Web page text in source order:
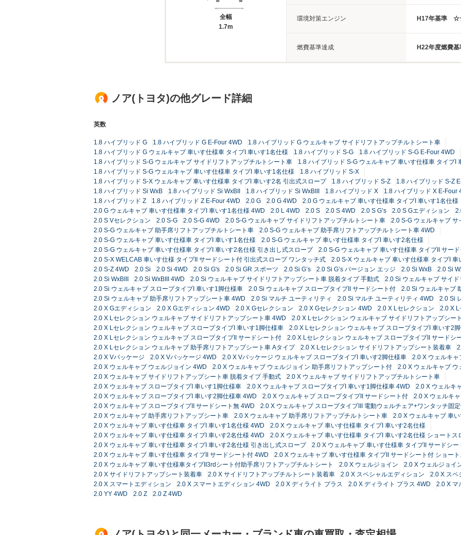
全幅
1.7m
環境対策エンジン H17年基準
燃費基準達成 H22年度燃費
ノア(トヨタ)の他グレード詳細
英数
1.8 ハイブリッド G 1.8 ハイブリッド G E-Four 4WD
1.8 ハイブリッド G ウェルキャブ サイドリフトアップチルトシート車
1.8 ハイブリッド G ウェルキャブ 車いす仕様車 タイプI 車いす1名仕様
1.8 ハイブリッド S-G
1.8 ハイブリッド S-G E-Four 4WD
1.8 ハイブリッド S-G ウェルキャブ サイドリフトアップチルトシート車
1.8 ハイブリッド S-G ウェルキャブ 車いす仕様車 タイプI
1.8 ハイブリッド S-G ウェルキャブ 車いす仕様車 タイプI 車いす1名仕様
1.8 ハイブリッド S-X
1.8 ハイブリッド S-X ウェルキャブ 車いす仕様車 タイプI 車いす2名 引出式スロープ
1.8 ハイブリッド S-Z 1.8 ハイブリッド S-Z
1.8 ハイブリッド Si WxB
1.8 ハイブリッド Si WxBII 1.8 ハイブリッド Si WxBIII 1.8 ハイブリッド X 1.8 ハイブリッド X E-Four
1.8 ハイブリッド Z
1.8 ハイブリッド Z E-Four 4WD 2.0 G 2.0 G 4WD
2.0 G ウェルキャブ 車いす仕様車 タイプI 車いす1名仕様
2.0 G ウェルキャブ 車いす仕様車 タイプI 車いす1名仕様 4WD
2.0 L 4WD 2.0 S 2.0 S 4WD 2.0 S G’s 2.0 S Gエディション
2.0 S Vセレクション
2.0 S-G 2.0 S-G 4WD 2.0 S-G ウェルキャブ サイドリフトアップチルトシート車
2.0 S-G ウェルキャブ
2.0 S-G ウェルキャブ 助手席リフトアップチルトシート車
2.0 S-G ウェルキャブ 助手席リフトアップチルトシート車 4WD
2.0 S-G ウェルキャブ 車いす仕様車 タイプI 車いす1名仕様
2.0 S-G ウェルキャブ 車いす仕様車 タイプI 車いす2名仕様
2.0 S-G ウェルキャブ 車いす仕様車 タイプI 車いす2名仕様 引き出し式スロープ
2.0 S-G ウェルキャブ 車いす仕様車 タイプII サー
2.0 S-X WELCAB 車いす仕様 タイプII サードシート付 引出式スロープ ワンタッチ式
2.0 S-X ウェルキャブ 車いす仕様車 タイプI
2.0 S-Z 4WD
2.0 Si 2.0 Si 4WD 2.0 Si G's 2.0 Si GR スポーツ 2.0 Si G’s 2.0 Si G’s バージョン エッジ 2.0 Si WxB 2.0 Si
2.0 Si WxBIII
2.0 Si WxBIII 4WD 2.0 Si ウェルキャブ サイドリフトアップシート車 脱着タイプ 手動式
2.0 Si ウェルキャブ サイ
2.0 Si ウェルキャブ スロープタイプI 車いす1脚仕様車
2.0 Si ウェルキャブ スロープタイプII サードシート付
2.0 Si ウェルキャブ
2.0 Si ウェルキャブ 助手席リフトアップシート車 4WD
2.0 Si マルチ ユーティリティ 2.0 Si マルチ ユーティリティ 4WD 2.0 Si
2.0 X Gエディション
2.0 X Gエディション 4WD 2.0 X Gセレクション 2.0 X Gセレクション 4WD 2.0 X Lセレクション
2.0 X L
2.0 X Lセレクション ウェルキャブ サイドリフトアップシート車 4WD
2.0 X Lセレクション ウェルキャブ サイドリフトアップシー
2.0 X Lセレクション ウェルキャブ スロープタイプI 車いす1脚仕様車
2.0 X Lセレクション ウェルキャブ スロープタイプI 車いす2
2.0 X Lセレクション ウェルキャブ スロープタイプII サードシート付
2.0 X Lセレクション ウェルキャブ スロープタイプII サードシ
2.0 X Lセレクション ウェルキャブ 助手席リフトアップシート車 Aタイプ
2.0 X Lセレクション サイドリフトアップシート装着車
2.0 X Vパッケージ
2.0 X Vパッケージ 4WD 2.0 X Vパッケージ ウェルキャブ スロープタイプI 車いす2脚仕様車
2.0 X ウェルキャ
2.0 X ウェルキャブ ウェルジョイン 4WD
2.0 X ウェルキャブ ウェルジョイン 助手席リフトアップシート付
2.0 X ウェルキャブ ウ
2.0 X ウェルキャブ サイドリフトアップシート車 脱着タイプ 手動式
2.0 X ウェルキャブ サイドリフトアップチルトシート車
2.0 X ウェルキャブ スロープタイプI 車いす1脚仕様車
2.0 X ウェルキャブ スロープタイプI 車いす1脚仕様車 4WD
2.0 X ウェルキ
2.0 X ウェルキャブ スロープタイプI 車いす2脚仕様車 4WD
2.0 X ウェルキャブ スロープタイプII サードシート付
2.0 X ウェルキ
2.0 X ウェルキャブ スロープタイプII サードシート無 4WD
2.0 X ウェルキャブ スロープタイプIII 電動ウェルチェア+ワンタッチ固
2.0 X ウェルキャブ 助手席リフトアップシート車
2.0 X ウェルキャブ 助手席リフトアップチルトシート車
2.0 X ウェルキャブ 車
2.0 X ウェルキャブ 車いす仕様車 タイプI 車いす1名仕様 4WD
2.0 X ウェルキャブ 車いす仕様車 タイプI 車いす2名仕様
2.0 X ウェルキャブ 車いす仕様車 タイプI 車いす2名仕様 4WD
2.0 X ウェルキャブ 車いす仕様車 タイプI 車いす2名仕様 ショートス
2.0 X ウェルキャブ 車いす仕様車 タイプI 車いす2名仕様 引き出し式スロープ
2.0 X ウェルキャブ 車いす仕様車 タイプII サードシー
2.0 X ウェルキャブ 車いす仕様車 タイプII サードシート付 4WD
2.0 X ウェルキャブ 車いす仕様車 タイプII サードシート付 ショー
2.0 X ウェルキャブ 車いす仕様車タイプII3rdシート付助手席リフトアップチルトシート
2.0 X ウェルジョイン
2.0 X ウェルジョイ
2.0 X サイドリフトアップシート装着車
2.0 X サイドリフトアップチルトシート装着車 2.0 X スペシャルエディション
2.0 X スペ
2.0 X スマートエディション
2.0 X スマートエディション 4WD 2.0 X ディライト プラス 2.0 X ディライト プラス 4WD 2.0 X マ
2.0 YY 4WD
2.0 Z 2.0 Z 4WD